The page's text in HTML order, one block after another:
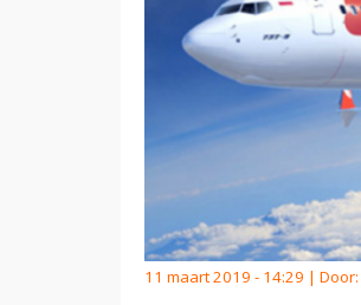
11 maart 2019 - 14:29 | Door: